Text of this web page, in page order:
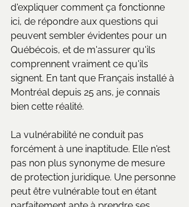
d'expliquer comment ça fonctionne
ici, de répondre aux questions qui
peuvent sembler évidentes pour un
Québécois, et de m'assurer qu'ils
comprennent vraiment ce qu'ils
signent. En tant que Français installé à
Montréal depuis 25 ans, je connais
bien cette réalité.
La vulnérabilité ne conduit pas
forcément à une inaptitude. Elle n'est
pas non plus synonyme de mesure
de protection juridique. Une personne
peut être vulnérable tout en étant